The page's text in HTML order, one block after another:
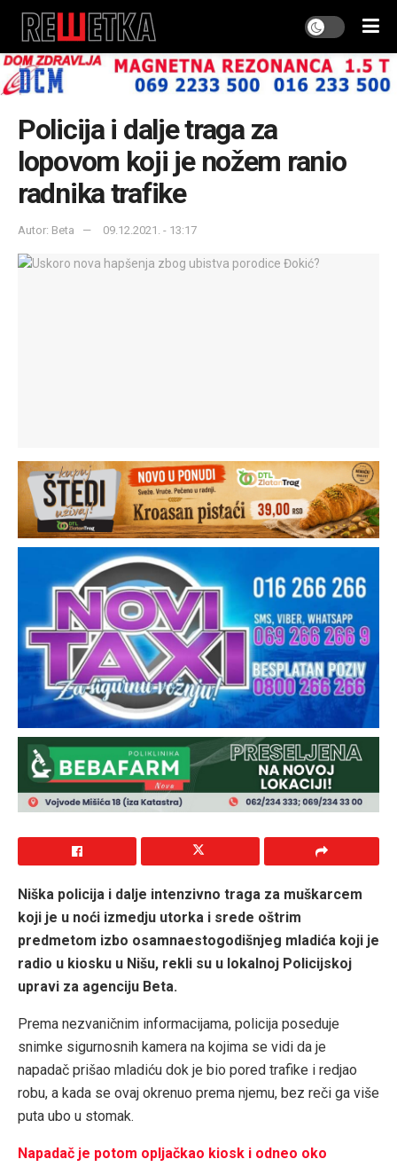
Policija i dalje traga za
lopovom koji je nožem ranio
radnika trafike
Autor: Beta 09.12.2021. - 13:17
Niška policija i dalje intenzivno traga za muškarcem
koji je u noći izmedju utorka i srede oštrim
predmetom izbo osamnaestogodišnjeg mladića koji je
radio u kiosku u Nišu, rekli su u lokalnoj Policijskoj
upravi za agenciju Beta.
Prema nezvaničnim informacijama, policija poseduje
snimke sigurnosnih kamera na kojima se vidi da je
napadač prišao mladiću dok je bio pored trafike i redjao
robu, a kada se ovaj okrenuo prema njemu, bez reči ga više
puta ubo u stomak.
Napadač je potom opljačkao kiosk i odneo oko